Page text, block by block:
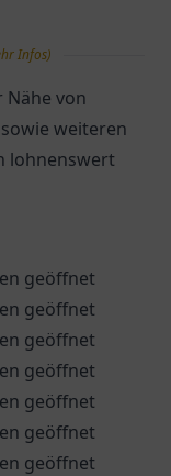
Infos)
Nähe von
weiteren
lohnenswert
geöffnet
geöffnet
geöffnet
geöffnet
geöffnet
geöffnet
geöffnet